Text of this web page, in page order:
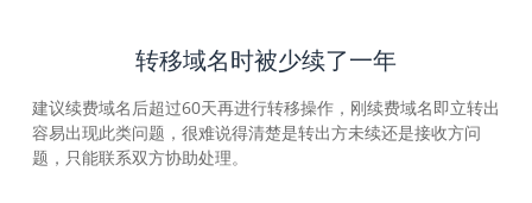
转移域名时被少续了一年
建议续费域名后超过60天再进行转移操作，刚续费域名即立转出
容易出现此类问题，很难说得清楚是转出方未续还是接收方问
题，只能联系双方协助处理。